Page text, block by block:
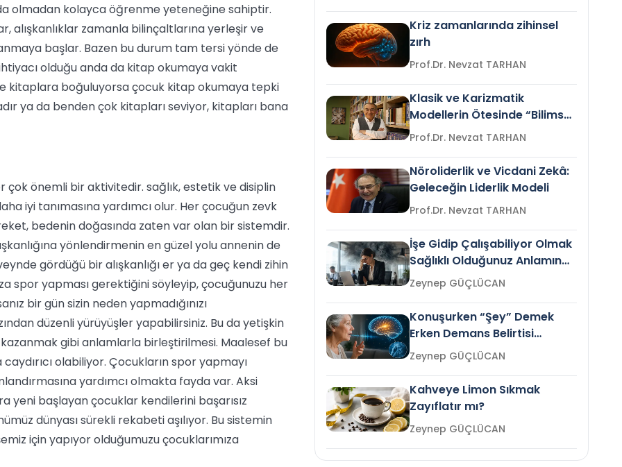
olmadan kolayca öğrenme yeteneğine sahiptir.
alışkanlıklar zamanla bilinçaltlarına yerleşir ve
başlar. Bazen bu durum tam tersi yönde de
olduğu anda da kitap okumaya vakit
kitaplara boğuluyorsa çocuk kitap okumaya tepki
ya da benden çok kitapları seviyor, kitapları bana
çok önemli bir aktivitedir. sağlık, estetik ve disiplin
iyi tanımasına yardımcı olur. Her çocuğun zevk
bedenin doğasında zaten var olan bir sistemdir.
yönlendirmenin en güzel yolu annenin de
gördüğü bir alışkanlığı er ya da geç kendi zihin
spor yapması gerektiğini söyleyip, çocuğunuzu her
bir gün sizin neden yapmadığınızı
düzenli yürüyüşler yapabilirsiniz. Bu da yetişkin
gibi anlamlarla birleştirilmesi. Maalesef bu
olabiliyor. Çocukların spor yapmayı
yardımcı olmakta fayda var. Aksi
başlayan çocuklar kendilerini başarısız
dünyası sürekli rekabeti aşılıyor. Bu sistemin
için yapıyor olduğumuzu çocuklarımıza
Kriz zamanlarında zihinsel
zırh
Prof.Dr. Nevzat TARHAN
Klasik ve Karizmatik
Modellerin Ötesinde “Bilimsel
Liderlik”
Prof.Dr. Nevzat TARHAN
Nöroliderlik ve Vicdani Zekâ:
Geleceğin Liderlik Modeli
Prof.Dr. Nevzat TARHAN
İşe Gidip Çalışabiliyor Olmak
Sağlıklı Olduğunuz Anlamına
Gelir mi?Zeynep GÜÇLÜCAN
Konuşurken “Şey” Demek
Erken Demans Belirtisi
Olabilir mi?Zeynep GÜÇLÜCAN
Kahveye Limon Sıkmak
Zayıflatır mı?
Zeynep GÜÇLÜCAN